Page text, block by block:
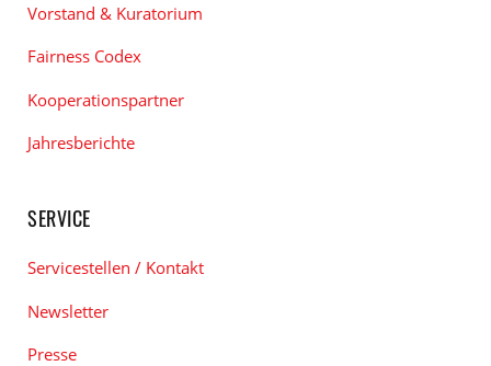
Vorstand & Kuratorium
Fairness Codex
Kooperationspartner
Jahresberichte
SERVICE
Servicestellen / Kontakt
Newsletter
Presse